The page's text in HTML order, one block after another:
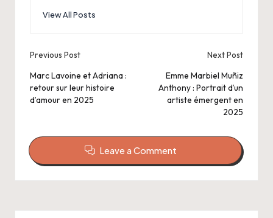
View All Posts
Post
Previous Post
Marc Lavoine et Adriana :
retour sur leur histoire
d’amour en 2025
Next Post
Emme Marbiel Muñiz
Anthony : Portrait d’un
artiste émergent en
2025
Leave a Comment